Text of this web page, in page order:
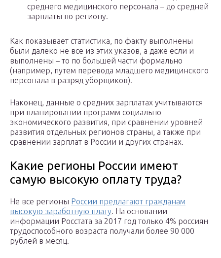
среднего медицинского персонала – до средней
зарплаты по региону.
Как показывает статистика, по факту выполнены
были далеко не все из этих указов, а даже если и
выполнены – то по большей части формально
(например, путем перевода младшего медицинского
персонала в разряд уборщиков).
Наконец, данные о средних зарплатах учитываются
при планировании программ социально-
экономического развития, при сравнении уровней
развития отдельных регионов страны, а также при
сравнении зарплат в России и других странах.
Какие регионы России имеют
самую высокую оплату труда?
Не все регионы России предлагают гражданам
высокую заработную плату. На основании
информации Росстата за 2017 год только 4% россиян
трудоспособного возраста получали более 90 000
рублей в месяц.